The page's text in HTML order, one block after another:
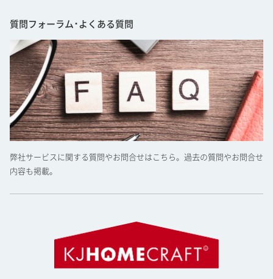
質問フォーラム･よくある質問
弊社サービスに関する質問やお問合せはこちら。過去の質問やお問合せ
内容も掲載。